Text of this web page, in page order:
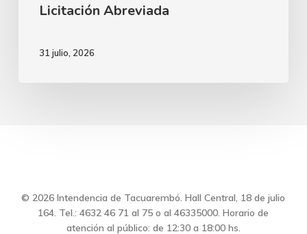
Licitación Abreviada
31 julio, 2026
© 2026 Intendencia de Tacuarembó. Hall Central, 18 de julio
164. Tel.: 4632 46 71 al 75 o al 46335000. Horario de
atención al público: de 12:30 a 18:00 hs.